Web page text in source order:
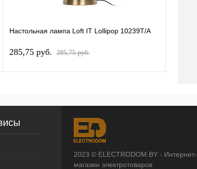
Настольная лампа Loft IT Lollipop 10239T/A
285,75 pуб. 285,75 pуб.
2023 © ELECTRODOM.BY - Интернет-
магазин электротоваров